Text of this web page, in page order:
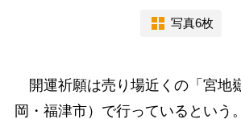
写真6枚
開運祈願は売り場近くの「宮地
岡・福津市）で行っているという